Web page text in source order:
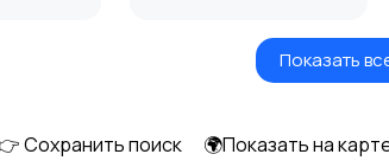
МотоэкипировкаПоказать
Сохранить поиск 🌍Показать на